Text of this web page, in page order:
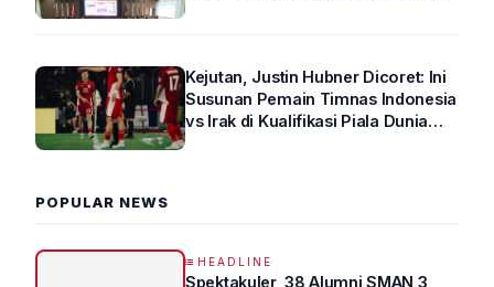
Kejutan, Justin Hubner Dicoret: Ini
Susunan Pemain Timnas Indonesia
vs Irak di Kualifikasi Piala Dunia
POPULAR NEWS
HEADLINE
Spektakuler, 38 Alumni SMAN 3